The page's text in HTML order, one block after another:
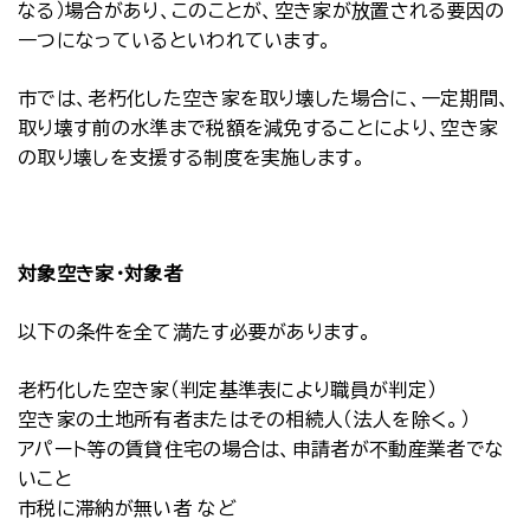
なる）場合があり、このことが、空き家が放置される要因の
一つになっているといわれています。
市では、老朽化した空き家を取り壊した場合に、一定期間、
取り壊す前の水準まで税額を減免することにより、空き家
の取り壊しを支援する制度を実施します。
対象空き家・対象者
以下の条件を全て満たす必要があります。
老朽化した空き家（判定基準表により職員が判定）
空き家の土地所有者またはその相続人（法人を除く。）
アパート等の賃貸住宅の場合は、申請者が不動産業者でな
いこと
市税に滞納が無い者 など